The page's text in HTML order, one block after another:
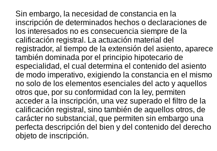
Sin embargo, la necesidad de constancia en la
inscripción de determinados hechos o declaraciones de
los interesados no es consecuencia siempre de la
calificación registral. La actuación material del
registrador, al tiempo de la extensión del asiento, aparece
también dominada por el principio hipotecario de
especialidad, el cual determina el contenido del asiento
de modo imperativo, exigiendo la constancia en el mismo
no solo de los elementos esenciales del acto y aquellos
otros que, por su conformidad con la ley, permiten
acceder a la inscripción, una vez superado el filtro de la
calificación registral, sino también de aquellos otros, de
carácter no substancial, que permiten sin embargo una
perfecta descripción del bien y del contenido del derecho
objeto de inscripción.